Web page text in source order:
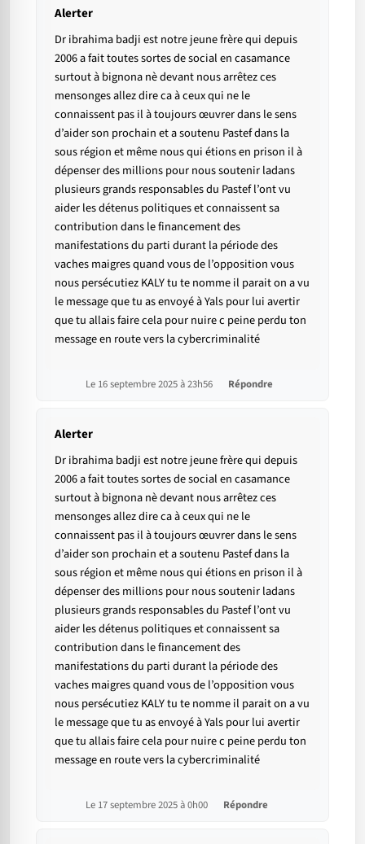
Alerter
Dr ibrahima badji est notre jeune frère qui depuis
2006 a fait toutes sortes de social en casamance
surtout à bignona nè devant nous arrêtez ces
mensonges allez dire ca à ceux qui ne le
connaissent pas il à toujours œuvrer dans le sens
d’aider son prochain et a soutenu Pastef dans la
sous région et même nous qui étions en prison il à
dépenser des millions pour nous soutenir ladans
plusieurs grands responsables du Pastef l’ont vu
aider les détenus politiques et connaissent sa
contribution dans le financement des
manifestations du parti durant la période des
vaches maigres quand vous de l’opposition vous
nous persécutiez KALY tu te nomme il parait on a vu
le message que tu as envoyé à Yals pour lui avertir
que tu allais faire cela pour nuire c peine perdu ton
message en route vers la cybercriminalité
Le 16 septembre 2025 à 23h56 Répondre
Alerter
Dr ibrahima badji est notre jeune frère qui depuis
2006 a fait toutes sortes de social en casamance
surtout à bignona nè devant nous arrêtez ces
mensonges allez dire ca à ceux qui ne le
connaissent pas il à toujours œuvrer dans le sens
d’aider son prochain et a soutenu Pastef dans la
sous région et même nous qui étions en prison il à
dépenser des millions pour nous soutenir ladans
plusieurs grands responsables du Pastef l’ont vu
aider les détenus politiques et connaissent sa
contribution dans le financement des
manifestations du parti durant la période des
vaches maigres quand vous de l’opposition vous
nous persécutiez KALY tu te nomme il parait on a vu
le message que tu as envoyé à Yals pour lui avertir
que tu allais faire cela pour nuire c peine perdu ton
message en route vers la cybercriminalité
Le 17 septembre 2025 à 0h00 Répondre